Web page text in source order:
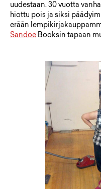
uudestaan. 30 vuotta
hiottu pois ja siksi
erään
Sandoe Booksin tapaan